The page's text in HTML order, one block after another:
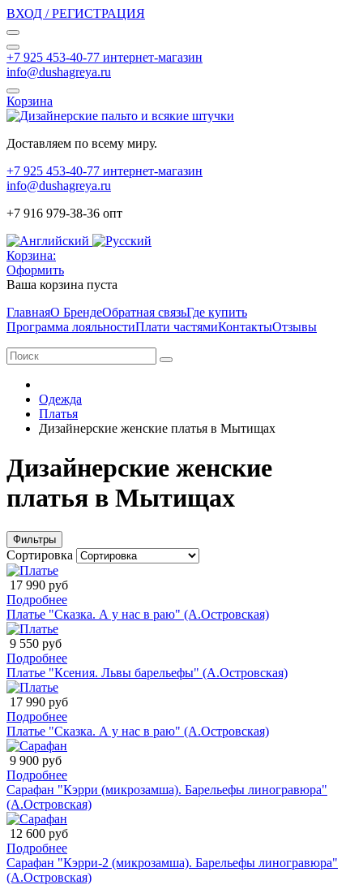
ВХОД / РЕГИСТРАЦИЯ
+7 925 453-40-77 интернет-магазин
info@dushagreya.ru
Корзина
Доставляем по всему миру.
+7 925 453-40-77 интернет-магазин
info@dushagreya.ru
+7 916 979-38-36 опт
Корзина:
Оформить
Ваша корзина пуста
ГлавнаяО БрендеОбратная связьГде купить
Программа лояльностиПлати частямиКонтактыОтзывы
Одежда
Платья
Дизайнерские женские платья в Мытищах
Дизайнерские женские
платья в Мытищах
Фильтры
Сортировка
17 990 руб
Подробнее
Платье "Сказка. А у нас в раю" (А.Островская)
9 550 руб
Подробнее
Платье "Ксения. Львы барельефы" (А.Островская)
17 990 руб
Подробнее
Платье "Сказка. А у нас в раю" (А.Островская)
9 900 руб
Подробнее
Сарафан "Кэрри (микрозамша). Барельефы линогравюра"
(А.Островская)
12 600 руб
Подробнее
Сарафан "Кэрри-2 (микрозамша). Барельефы линогравюра"
(А.Островская)